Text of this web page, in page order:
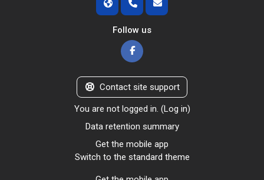
Follow us
Contact site support
You are not logged in. (Log in)
Data retention summary
Get the mobile app
Switch to the standard theme